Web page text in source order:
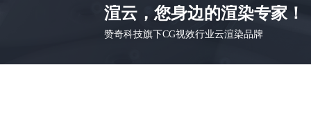
渲云，您身边的渲染专家！
赞奇科技旗下CG视效行业云渲染品牌